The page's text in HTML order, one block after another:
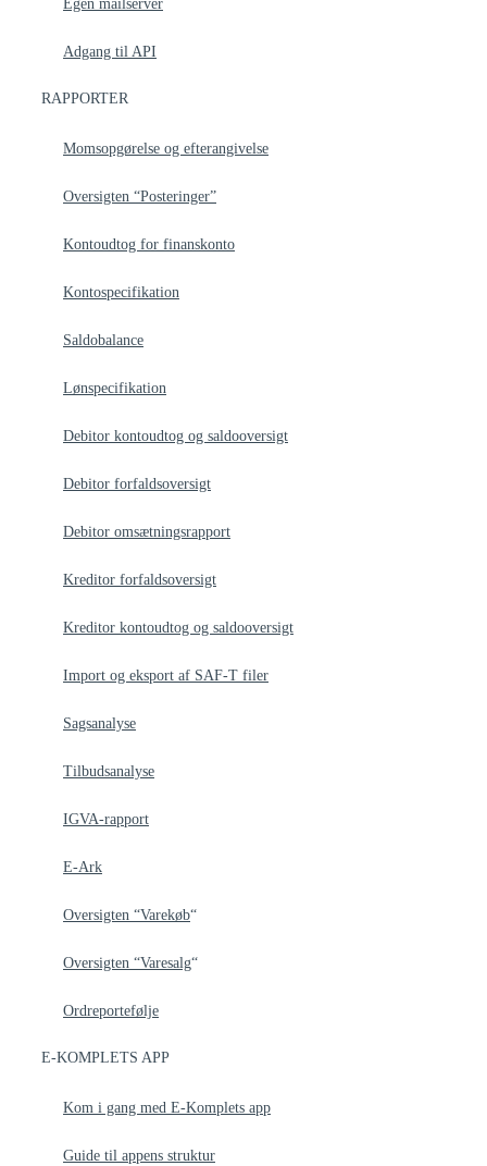
Egen mailserver
Adgang til API
RAPPORTER
Momsopgørelse og efterangivelse
Oversigten “Posteringer”
Kontoudtog for finanskonto
Kontospecifikation
Saldobalance
Lønspecifikation
Debitor kontoudtog og saldooversigt
Debitor forfaldsoversigt
Debitor omsætningsrapport
Kreditor forfaldsoversigt
Kreditor kontoudtog og saldooversigt
Import og eksport af SAF-T filer
Sagsanalyse
Tilbudsanalyse
IGVA-rapport
E-Ark
Oversigten “Varekøb“
Oversigten “Varesalg“
Ordreportefølje
E-KOMPLETS APP
Kom i gang med E-Komplets app
Guide til appens struktur